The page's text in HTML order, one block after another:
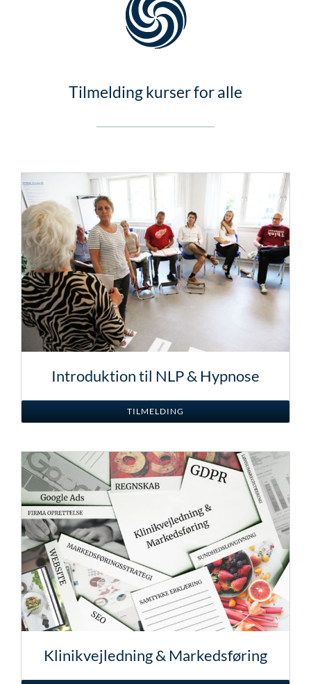
Tilmelding kurser for alle
Introduktion til NLP & Hypnose
TILMELDING
Klinikvejledning & Markedsføring